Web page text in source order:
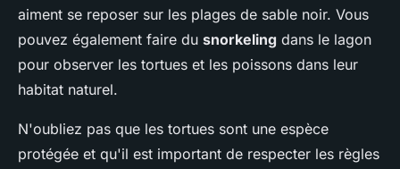
aiment se reposer sur les plages de sable noir. Vous
pouvez également faire du snorkeling dans le lagon
pour observer les tortues et les poissons dans leur
habitat naturel.
N'oubliez pas que les tortues sont une espèce
protégée et qu'il est important de respecter les règles